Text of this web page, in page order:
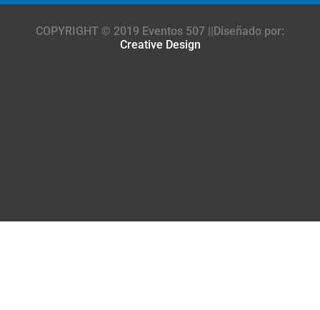
COPYRIGHT © 2019 Eventos 507 ||Diseñado por:
Creative Design